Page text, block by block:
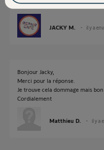
https://service.somfy.com/
JACKY M. il y a
Bonjour Jacky,
Merci pour la réponse.
Je trouve cela dommage mais
Cordialement
Matthieu D. il y a